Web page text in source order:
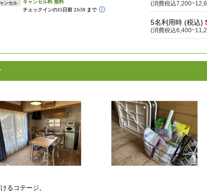
ンセル (消費税込
5名利用時 (税込)
(消費税込
るコテージ。